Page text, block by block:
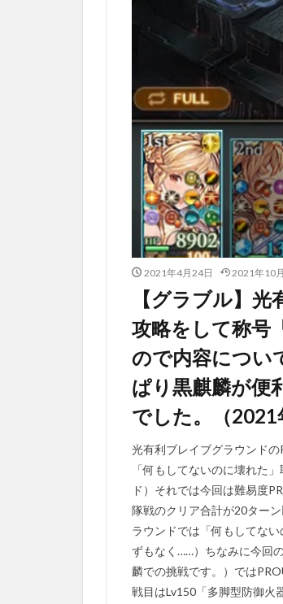
2021年4月24日 2021年10
【グラブル】
攻略をして称号
ので内容につい
ぱり黒麒麟が便
でした。（2021
光有利ブレイブグラウンド
「何もしてないのに壊れた
ド）それでは今回は難易度
隊戦のクリア合計が20ター
ラウンドでは「何もしてな
ずもなく……）ちなみに今回
麟での挑戦です。）では
戦目はLv150「多脚型防御火